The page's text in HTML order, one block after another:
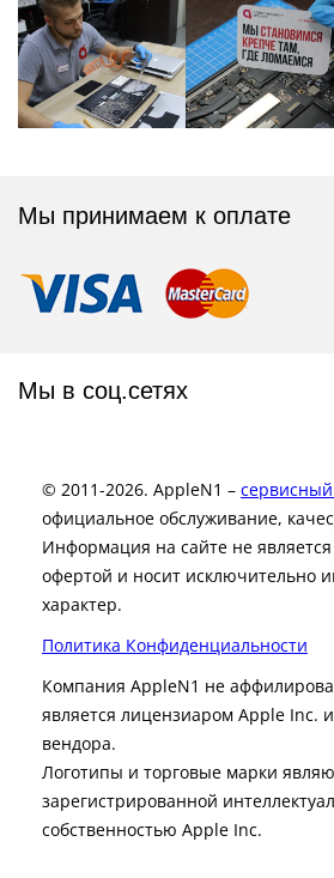
Мы принимаем к оплате
Мы в соц.сетях
© 2011-2026. AppleN1 –
официальное обслуживание,
Информация на сайте не
офертой и носит исключительно
характер.
Политика Конфиденциальности
Компания AppleN1 не
является лицензиаром Apple Inc.
вендора.
Логотипы и торговые марки
зарегистрированной
собственностью Apple Inc.